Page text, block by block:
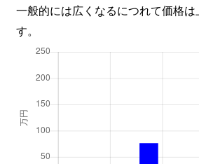
一般的には広くなるにつれて価格は
す。